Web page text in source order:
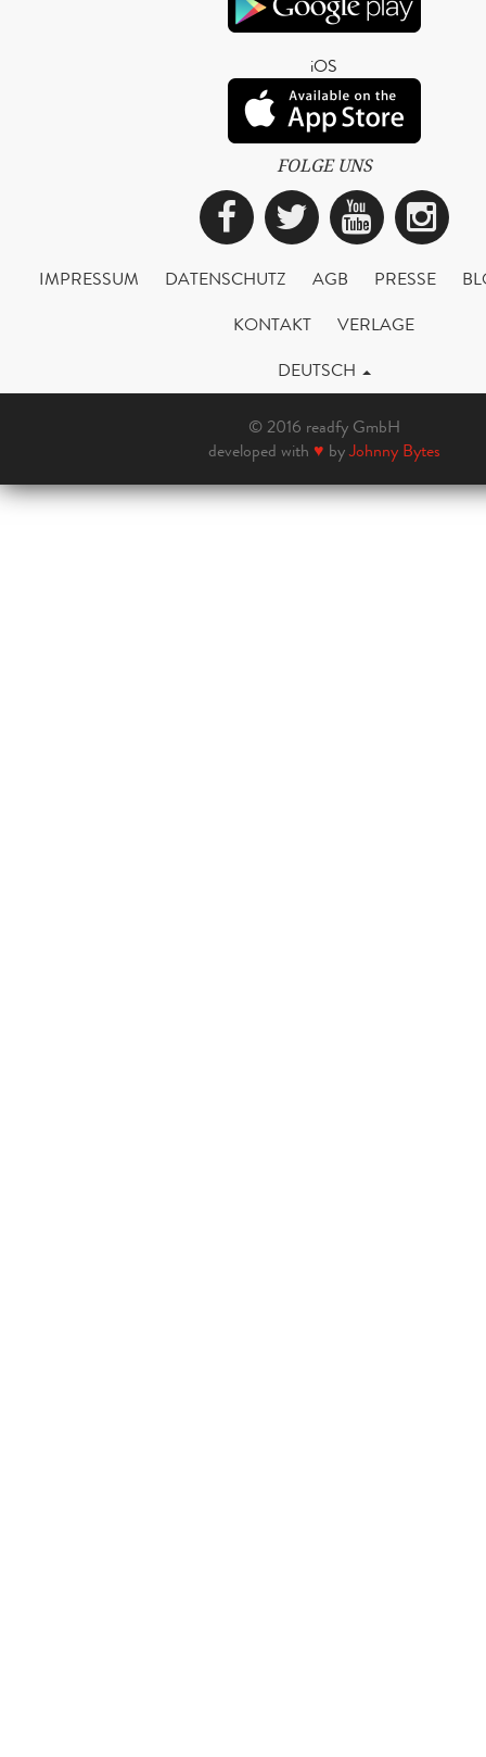
iOS
FOLGE UNS
Facebook
Twitter
IMPRESSUM DATENSCHUTZ AGB PRESSE
KONTAKT
VERLAGE
DEUTSCH
© 2016 readfy GmbH
developed with ♥ byJohnny Bytes